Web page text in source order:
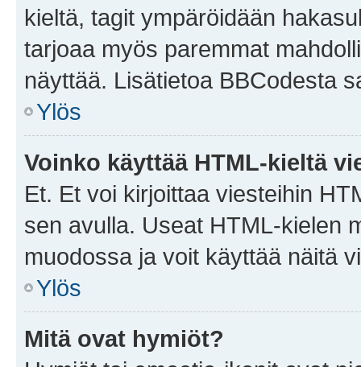
kieltä, tagit ympäröidään
tarjoaa myös paremmat
näyttää. Lisätietoa BBCodesta
Ylös
Voinko käyttää HTML-kieltä
Et. Et voi kirjoittaa viesteihin
sen avulla. Useat HTML-kielen
muodossa ja voit käyttää näitä
Ylös
Mitä ovat hymiöt?